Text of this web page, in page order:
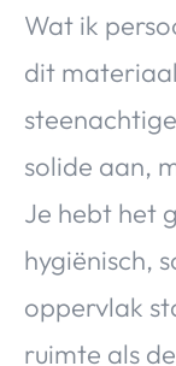
Wat ik
dit
solide aan,
Je hebt het
hygiënisch,
oppervlak
ruimte als